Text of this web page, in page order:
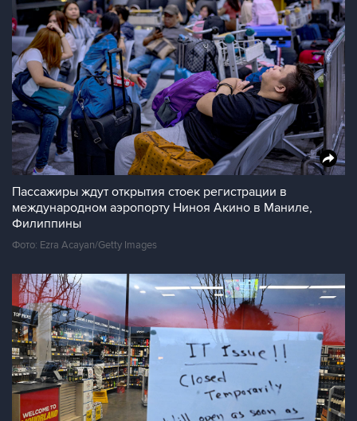
Пассажиры ждут открытия стоек регистрации в
международном аэропорту Ниноя Акино в Маниле,
Филиппины
Фото: Ezra Acayan/Getty Images